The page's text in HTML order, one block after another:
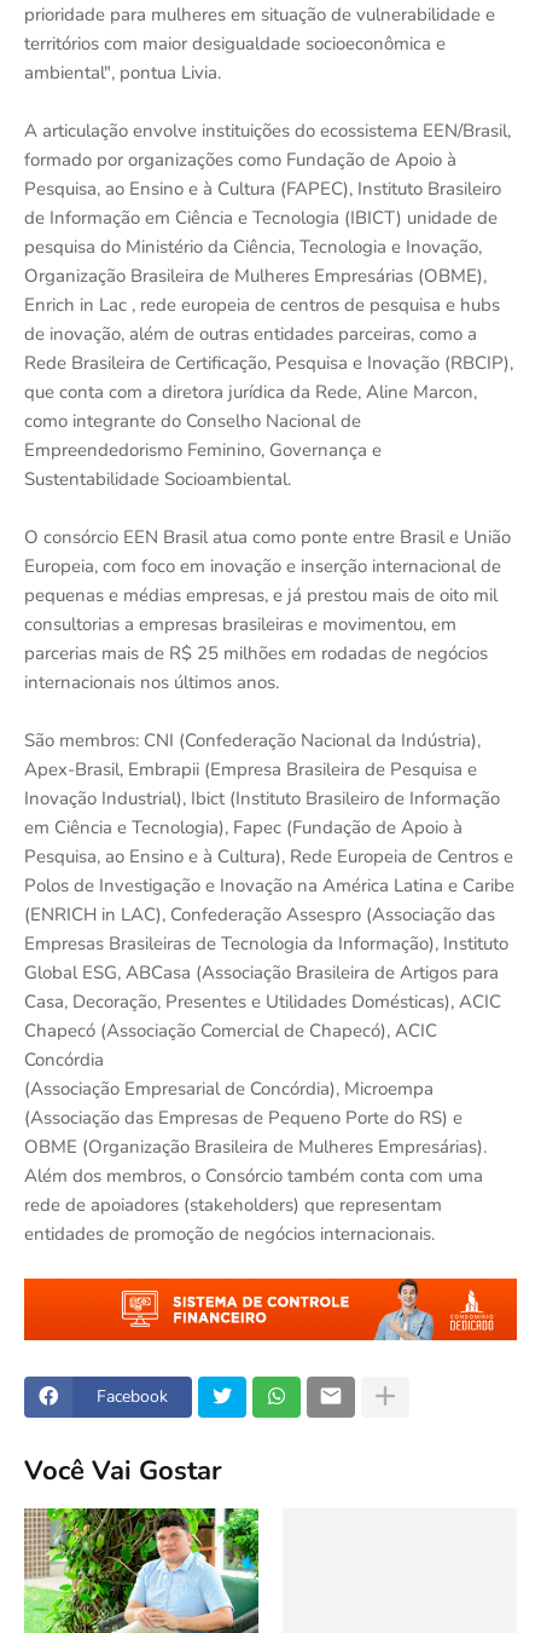
prioridade para mulheres em situação de vulnerabilidade e
territórios com maior desigualdade socioeconômica e
ambiental", pontua Livia.
A articulação envolve instituições do ecossistema EEN/Brasil,
formado por organizações como Fundação de Apoio à
Pesquisa, ao Ensino e à Cultura (FAPEC), Instituto Brasileiro
de Informação em Ciência e Tecnologia (IBICT) unidade de
pesquisa do Ministério da Ciência, Tecnologia e Inovação,
Organização Brasileira de Mulheres Empresárias (OBME),
Enrich in Lac , rede europeia de centros de pesquisa e hubs
de inovação, além de outras entidades parceiras, como a
Rede Brasileira de Certificação, Pesquisa e Inovação (RBCIP),
que conta com a diretora jurídica da Rede, Aline Marcon,
como integrante do Conselho Nacional de
Empreendedorismo Feminino, Governança e
Sustentabilidade Socioambiental.
O consórcio EEN Brasil atua como ponte entre Brasil e União
Europeia, com foco em inovação e inserção internacional de
pequenas e médias empresas, e já prestou mais de oito mil
consultorias a empresas brasileiras e movimentou, em
parcerias mais de R$ 25 milhões em rodadas de negócios
internacionais nos últimos anos.
São membros: CNI (Confederação Nacional da Indústria),
Apex-Brasil, Embrapii (Empresa Brasileira de Pesquisa e
Inovação Industrial), Ibict (Instituto Brasileiro de Informação
em Ciência e Tecnologia), Fapec (Fundação de Apoio à
Pesquisa, ao Ensino e à Cultura), Rede Europeia de Centros e
Polos de Investigação e Inovação na América Latina e Caribe
(ENRICH in LAC), Confederação Assespro (Associação das
Empresas Brasileiras de Tecnologia da Informação), Instituto
Global ESG, ABCasa (Associação Brasileira de Artigos para
Casa, Decoração, Presentes e Utilidades Domésticas), ACIC
Chapecó (Associação Comercial de Chapecó), ACIC
Concórdia
(Associação Empresarial de Concórdia), Microempa
(Associação das Empresas de Pequeno Porte do RS) e
OBME (Organização Brasileira de Mulheres Empresárias).
Além dos membros, o Consórcio também conta com uma
rede de apoiadores (stakeholders) que representam
entidades de promoção de negócios internacionais.
Facebook
Você Vai Gostar